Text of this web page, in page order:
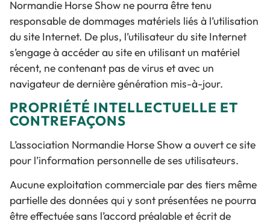
Normandie Horse Show ne pourra être tenu
responsable de dommages matériels liés à l’utilisation
du site Internet. De plus, l’utilisateur du site Internet
s’engage à accéder au site en utilisant un matériel
récent, ne contenant pas de virus et avec un
navigateur de dernière génération mis-à-jour.
PROPRIÉTÉ INTELLECTUELLE ET
CONTREFAÇONS
L’association Normandie Horse Show a ouvert ce site
pour l’information personnelle de ses utilisateurs.
Aucune exploitation commerciale par des tiers même
partielle des données qui y sont présentées ne pourra
être effectuée sans l’accord préalable et écrit de